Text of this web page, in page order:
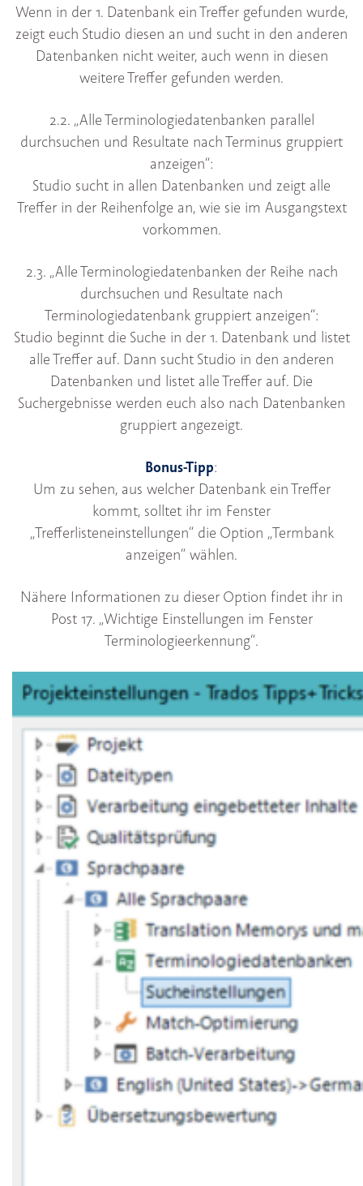
Wenn in der 1. Datenbank ein Treffer gefunden wurde,
zeigt euch Studio diesen an und sucht in den anderen
Datenbanken nicht weiter, auch wenn in diesen
weitere Treffer gefunden werden.
2.2. „Alle Terminologiedatenbanken parallel
durchsuchen und Resultate nach Terminus gruppiert
anzeigen“:
Studio sucht in allen Datenbanken und zeigt alle
Treffer in der Reihenfolge an, wie sie im Ausgangstext
vorkommen.
2.3. „Alle Terminologiedatenbanken der Reihe nach
durchsuchen und Resultate nach
Terminologiedatenbank gruppiert anzeigen“:
Studio beginnt die Suche in der 1. Datenbank und listet
alle Treffer auf. Dann sucht Studio in den anderen
Datenbanken und listet alle Treffer auf. Die
Suchergebnisse werden euch also nach Datenbanken
gruppiert angezeigt.
Bonus-Tipp:
Um zu sehen, aus welcher Datenbank ein Treffer
kommt, solltet ihr im Fenster
„Trefferlisteneinstellungen“ die Option „Termbank
anzeigen“ wählen.
Nähere Informationen zu dieser Option findet ihr in
Post 17. „Wichtige Einstellungen im Fenster
Terminologieerkennung“.